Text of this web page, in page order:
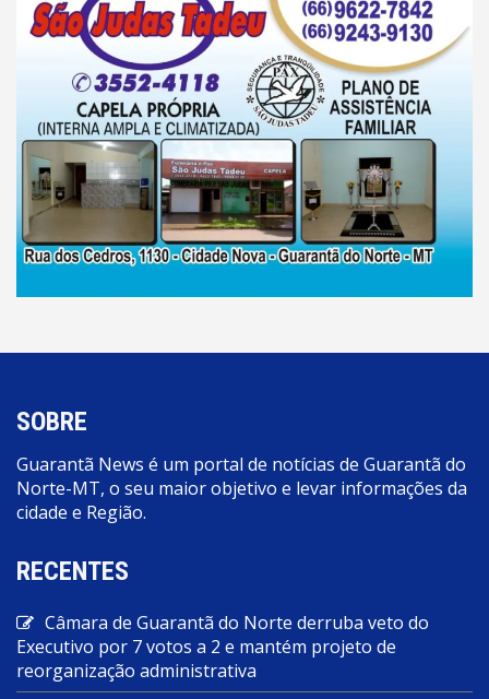
SOBRE
Guarantã News é um portal de notícias de Guarantã do
Norte-MT, o seu maior objetivo e levar informações da
cidade e Região.
RECENTES
Câmara de Guarantã do Norte derruba veto do
Executivo por 7 votos a 2 e mantém projeto de
reorganização administrativa